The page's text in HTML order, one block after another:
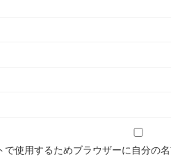
で使用するためブラウザーに自分の